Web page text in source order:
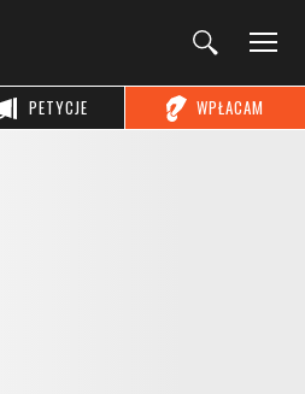
WPŁACAM
PETYCJE